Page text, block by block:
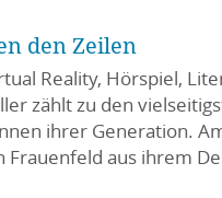
den Zeilen
Reality, Hörspiel,
zählt zu den
ihrer Generation.
Frauenfeld aus ihrem